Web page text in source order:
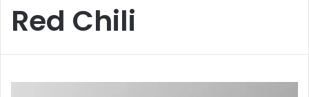
Red Chili